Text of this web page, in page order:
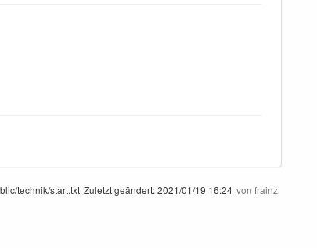
technik/start.txt Zuletzt geändert:2021/01/19 16:24 von frainz